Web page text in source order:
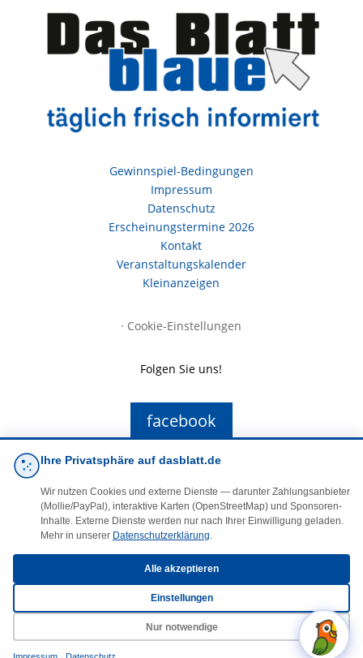
Gewinnspiel-Bedingungen
Impressum
Datenschutz
Erscheinungstermine 2026
Kontakt
Veranstaltungskalender
Kleinanzeigen
· Cookie-Einstellungen
Folgen Sie uns!
facebook
E-Mail
© 2025 DasBlaueBlatt | InSign – A. + D. Klee GbR
Ihre Privatsphäre auf dasblatt.de
Wir nutzen Cookies und externe Dienste — darunter Zahlungsanbieter
(Mollie/PayPal), interaktive Karten (OpenStreetMap) und Sponsoren-
Inhalte. Externe Dienste werden nur nach Ihrer Einwilligung geladen.
Mehr in unserer Datenschutzerklärung.
Alle akzeptieren
Einstellungen
Nur notwendige